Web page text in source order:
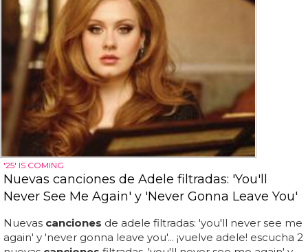
'25' IS COMING
Nuevas canciones de Adele filtradas: 'You'll
Never See Me Again' y 'Never Gonna Leave You'
Nuevas canciones de adele filtradas: 'you'll never see me
again' y 'never gonna leave you'... ¡vuelve adele! escucha 2